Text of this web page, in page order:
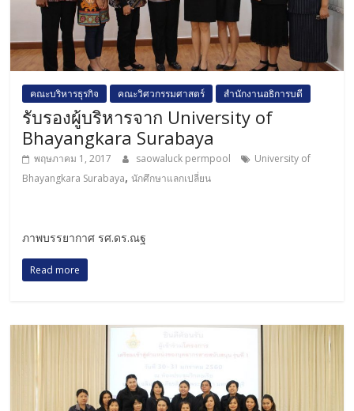
คณะบริหารธุรกิจ คณะวิศวกรรมศาสตร์ สำนักงานอธิการบดี
รับรองผู้บริหารจาก University of
Bhayangkara Surabaya
พฤษภาคม 1, 2017 saowaluck permpool
University of
Bhayangkara Surabaya,นักศึกษาแลกเปลี่ยน
ภาพบรรยากาศ รศ.ดร.ณฐ
Read more